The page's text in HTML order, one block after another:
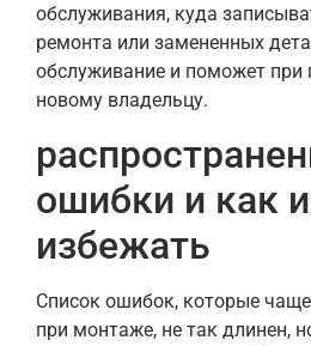
обслуживания, куда
ремонта или замененных
обслуживание и поможет при
новому владельцу.
ошибки и как
избежать
Список ошибок, которые
при монтаже, не так длинен,